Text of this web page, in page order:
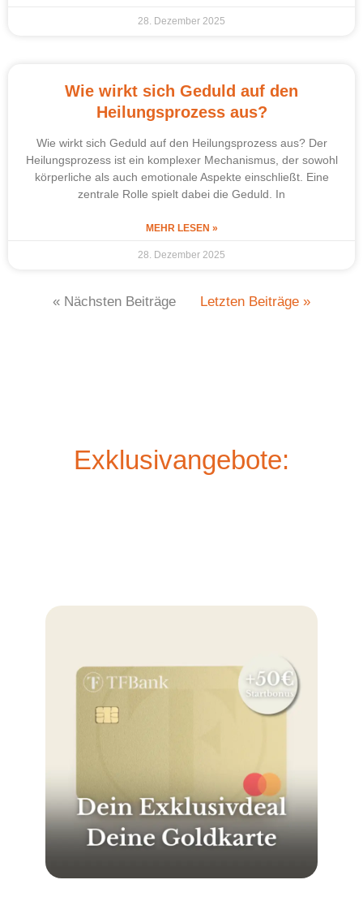
28. Dezember 2025
Wie wirkt sich Geduld auf den
Heilungsprozess aus?
Wie wirkt sich Geduld auf den Heilungsprozess aus? Der
Heilungsprozess ist ein komplexer Mechanismus, der sowohl
körperliche als auch emotionale Aspekte einschließt. Eine
zentrale Rolle spielt dabei die Geduld. In
MEHR LESEN »
28. Dezember 2025
« Nächsten Beiträge Letzten Beiträge »
Exklusivangebote: